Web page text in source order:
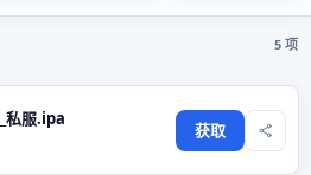
5 项
私服.ipa
获取